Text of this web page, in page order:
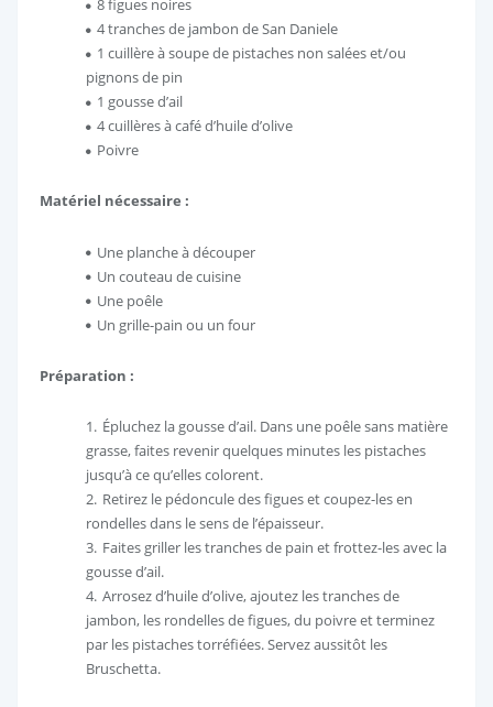
8 figues noires
4 tranches de jambon de San Daniele
1 cuillère à soupe de pistaches non salées et/ou
pignons de pin
1 gousse d’ail
4 cuillères à café d’huile d’olive
Poivre
Matériel nécessaire :
Une planche à découper
Un couteau de cuisine
Une poêle
Un grille-pain ou un four
Préparation :
Épluchez la gousse d’ail. Dans une poêle sans matière
grasse, faites revenir quelques minutes les pistaches
jusqu’à ce qu’elles colorent.
Retirez le pédoncule des figues et coupez-les en
rondelles dans le sens de l’épaisseur.
Faites griller les tranches de pain et frottez-les avec la
gousse d’ail.
Arrosez d’huile d’olive, ajoutez les tranches de
jambon, les rondelles de figues, du poivre et terminez
par les pistaches torréfiées. Servez aussitôt les
Bruschetta.